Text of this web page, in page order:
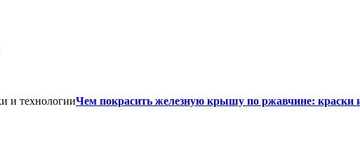
Чем покрасить железную крышу по ржавчине: краски